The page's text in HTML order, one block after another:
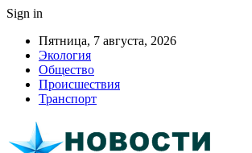
Sign in
Пятница, 7 августа, 2026
Экология
Общество
Происшествия
Транспорт